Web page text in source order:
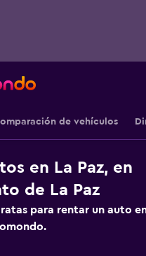
de vehículos
en La Paz, en
de La Paz
para rentar un auto en